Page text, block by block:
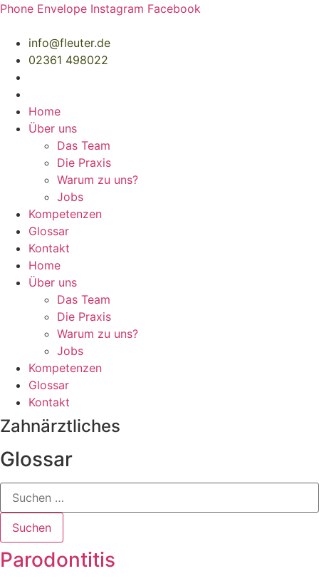
Zum
springen
Phone Envelope Instagram Facebook
info@fleuter.de
02361 498022
Home
Über uns
Das Team
Die Praxis
Warum zu uns?
Jobs
Kompetenzen
Glossar
Kontakt
Home
Über uns
Das Team
Die Praxis
Warum zu uns?
Jobs
Kompetenzen
Glossar
Kontakt
Zahn­ärztliches
Glossar
Suchen
Suchen
Parodontitis